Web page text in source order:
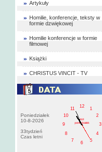
Artykuły
Homilie, konferencje, teksty w
formie dzwiękowej
Homilie konferencje w formie
filmowej
Książki
CHRISTUS VINCIT - TV
Poniedziałek
10-8-2026
33tydzień
Czas letni
1
2
3
4
5
6
7
8
9
10
11
12
AM
poniedziałek